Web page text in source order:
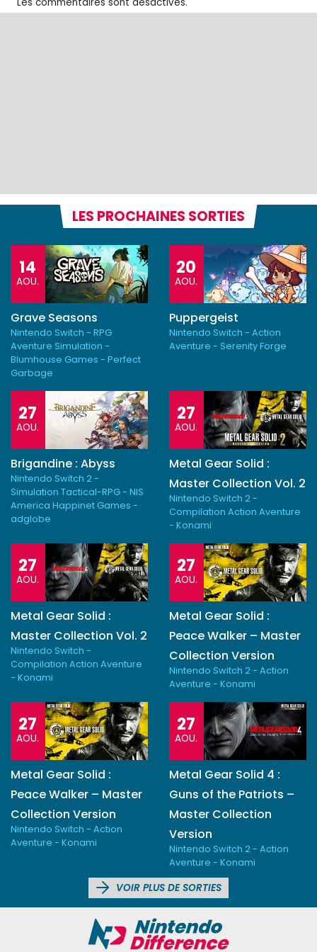
Les commentaires sont désactivés.
LES PROCHAINES SORTIES
14
AOU.
Grave Seasons
Nintendo Switch - RPG
Aventure Simulation -
Blumhouse Games - Perfect
Garbage
20
AOU.
Puppergeist
Nintendo Switch - Action
Aventure - Serenity Forge
27
AOU.
Brigandine : Abyss
Nintendo Switch 2 -
Simulation Tactical-RPG - NIS
America Happinet Games -
adglobe
27
AOU.
Metal Gear Solid :
Master Collection Vol. 2
Nintendo Switch 2 -
Compilation Action Aventure
- Konami
27
AOU.
Metal Gear Solid :
Master Collection Vol. 2
Nintendo Switch -
Compilation Action Aventure
- Konami
27
AOU.
Metal Gear Solid :
Peace Walker – Master
Collection Version
Nintendo Switch 2 - Action
Aventure - Konami
27
AOU.
Metal Gear Solid :
Peace Walker – Master
Collection Version
Nintendo Switch - Action
Aventure - Konami
27
AOU.
Metal Gear Solid 4 :
Guns of the Patriots –
Master Collection
Version
Nintendo Switch 2 - Action
Aventure - Konami
VOIR PLUS DE SORTIES